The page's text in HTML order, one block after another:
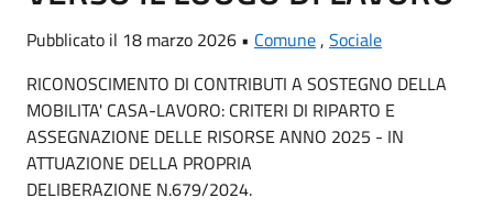
Pubblicato il 18 marzo 2026 • Comune , Sociale
RICONOSCIMENTO DI CONTRIBUTI A SOSTEGNO DELLA
MOBILITA' CASA-LAVORO: CRITERI DI RIPARTO E
ASSEGNAZIONE DELLE RISORSE ANNO 2025 - IN
ATTUAZIONE DELLA PROPRIA
DELIBERAZIONE N.679/2024.